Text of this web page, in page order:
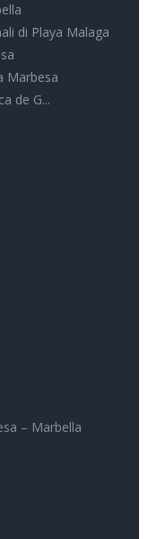
di Playa Malaga
Marbesa
de G...
– Marbella